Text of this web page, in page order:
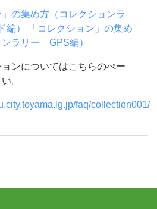
」の集め方（コレクションラ
）
「コレクション」の集め
ラリー GPS編）
ンについてはこちらのぺー
。
faq/collection001/